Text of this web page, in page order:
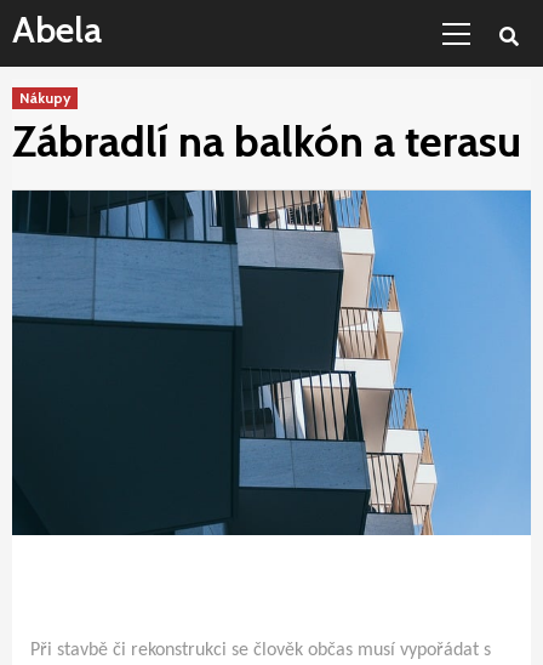
Skip
to
content
Abela
Nákupy
Zábradlí na balkón a terasu
Při stavbě či rekonstrukci se člověk občas musí vypořádat s